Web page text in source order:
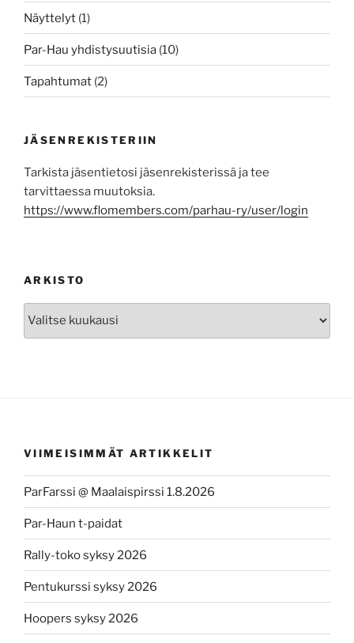
Näyttelyt (1)
Par-Hau yhdistysuutisia (10)
Tapahtumat (2)
JÄSENREKISTERIIN
Tarkista jäsentietosi jäsenrekisterissä ja tee
tarvittaessa muutoksia.
https://www.flomembers.com/parhau-ry/user/login
ARKISTO
VIIMEISIMMÄT ARTIKKELIT
ParFarssi @ Maalaispirssi 1.8.2026
Par-Haun t-paidat
Rally-toko syksy 2026
Pentukurssi syksy 2026
Hoopers syksy 2026